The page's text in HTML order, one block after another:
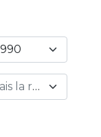
Ta situation actuelle, si tu devais la résumer en 1 mot… *